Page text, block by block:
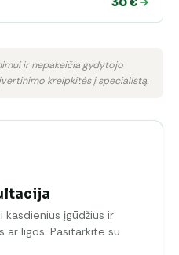
ir nepakeičia gydytojo
kreipkitės į specialistą.
įgūdžius ir
ar ligos. Pasitarkite su